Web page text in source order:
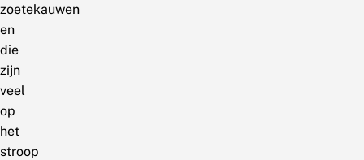
zoetekauwen
en
die
zijn
veel
op
het
stroop